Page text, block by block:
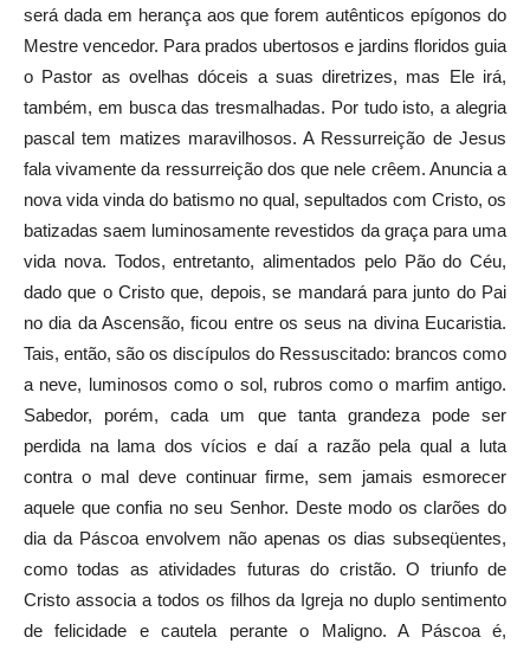
será dada em herança aos que forem autênticos epígonos do
Mestre vencedor. Para prados ubertosos e jardins floridos guia
o Pastor as ovelhas dóceis a suas diretrizes, mas Ele irá,
também, em busca das tresmalhadas. Por tudo isto, a alegria
pascal tem matizes maravilhosos. A Ressurreição de Jesus
fala vivamente da ressurreição dos que nele crêem. Anuncia a
nova vida vinda do batismo no qual, sepultados com Cristo, os
batizadas saem luminosamente revestidos da graça para uma
vida nova. Todos, entretanto, alimentados pelo Pão do Céu,
dado que o Cristo que, depois, se mandará para junto do Pai
no dia da Ascensão, ficou entre os seus na divina Eucaristia.
Tais, então, são os discípulos do Ressuscitado: brancos como
a neve, luminosos como o sol, rubros como o marfim antigo.
Sabedor, porém, cada um que tanta grandeza pode ser
perdida na lama dos vícios e daí a razão pela qual a luta
contra o mal deve continuar firme, sem jamais esmorecer
aquele que confia no seu Senhor. Deste modo os clarões do
dia da Páscoa envolvem não apenas os dias subseqüentes,
como todas as atividades futuras do cristão. O triunfo de
Cristo associa a todos os filhos da Igreja no duplo sentimento
de felicidade e cautela perante o Maligno. A Páscoa é,